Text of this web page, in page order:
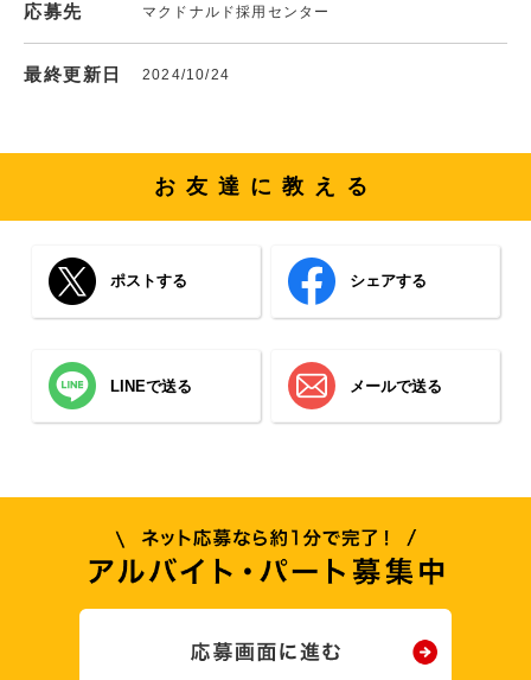
応募先 マクドナルド採用センター
最終更新日 2024/10/24
お友達に教える
ポストする シェアする
LINEで送る メールで送る